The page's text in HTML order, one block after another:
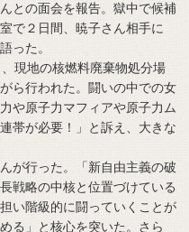
との面会を報告。獄中で候補
で２日間、暁子さん相手に
った。
現地の核燃料廃棄物処分場
ら行われた。闘いの中での女
や原子力マフィアや原子力ム
帯が必要！」と訴え、大きな
が行った。「新自由主義の破
戦略の中核と位置づけている
い階級的に闘っていくことが
る」と核心を突いた。さら